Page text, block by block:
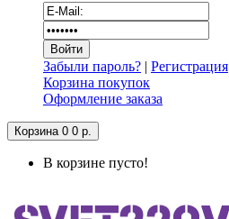
Забыли пароль? | Регистрация
Корзина покупок
Оформление заказа
Корзина 0 0 р.
В корзине пусто!